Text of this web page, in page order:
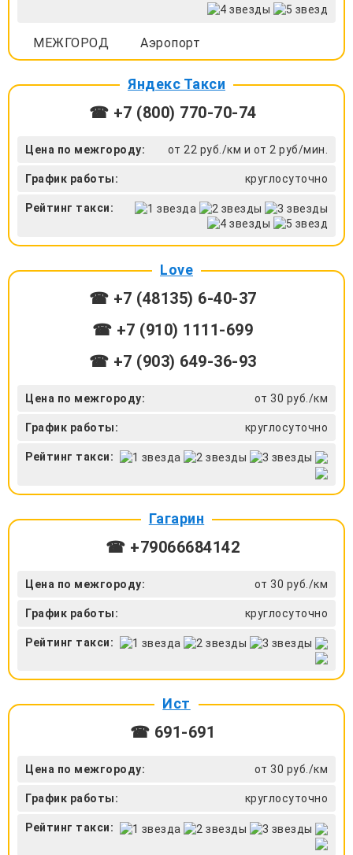
МЕЖГОРОД Аэропорт
Яндекс Такси
☎ +7 (800) 770-70-74
Цена по межгороду: от 22 руб./км и от 2 руб/мин.
График работы: круглосуточно
Рейтинг такси:
Love
☎ +7 (48135) 6-40-37
☎ +7 (910) 1111-699
☎ +7 (903) 649-36-93
Цена по межгороду: от 30 руб./км
График работы: круглосуточно
Рейтинг такси:
Гагарин
☎ +79066684142
Цена по межгороду: от 30 руб./км
График работы: круглосуточно
Рейтинг такси:
Ист
☎ 691-691
Цена по межгороду: от 30 руб./км
График работы: круглосуточно
Рейтинг такси: